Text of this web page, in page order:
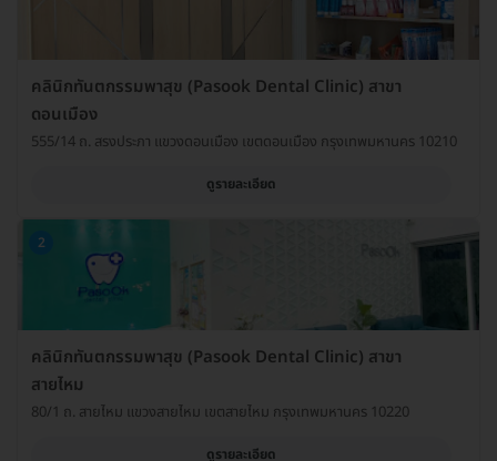
คลินิกทันตกรรมพาสุข (Pasook Dental Clinic) สาขา
ดอนเมือง
555/14 ถ. สรงประภา แขวงดอนเมือง เขตดอนเมือง กรุงเทพมหานคร 10210
ดูรายละเอียด
2
คลินิกทันตกรรมพาสุข (Pasook Dental Clinic) สาขา
สายไหม
80/1 ถ. สายไหม แขวงสายไหม เขตสายไหม กรุงเทพมหานคร 10220
ดูรายละเอียด